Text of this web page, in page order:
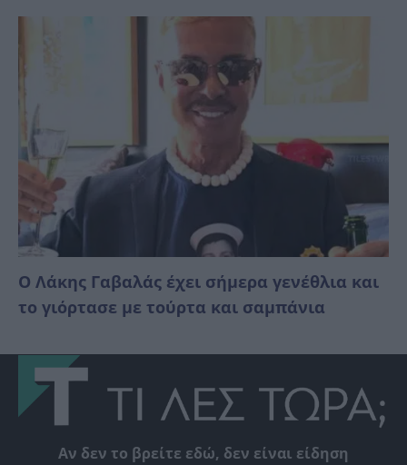
Ο Λάκης Γαβαλάς έχει σήμερα γενέθλια και
το γιόρτασε με τούρτα και σαμπάνια
Αν δεν το βρείτε εδώ, δεν είναι είδηση